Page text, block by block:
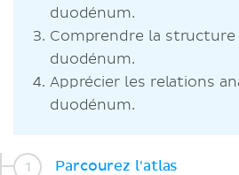
duodénum.
Comprendre la
duodénum.
Apprécier les relations
duodénum.
Parcourez l'atlas